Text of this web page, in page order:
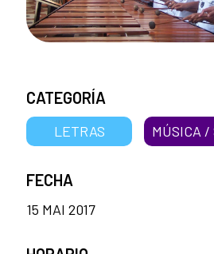
CATEGORÍA
LETRAS MÚSICA /
FECHA
15 MAI 2017